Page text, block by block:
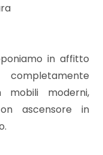
in affitto
moderni,
ascensore in